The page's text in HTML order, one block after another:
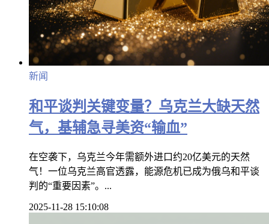
新闻
和平谈判关键变量？乌克兰大缺天然
气，基辅急寻美资“输血”
在空袭下，乌克兰今年需额外进口约20亿美元的天然
气！一位乌克兰高官透露，能源危机已成为俄乌和平谈
判的“重要因素”。...
2025-11-28 15:10:08